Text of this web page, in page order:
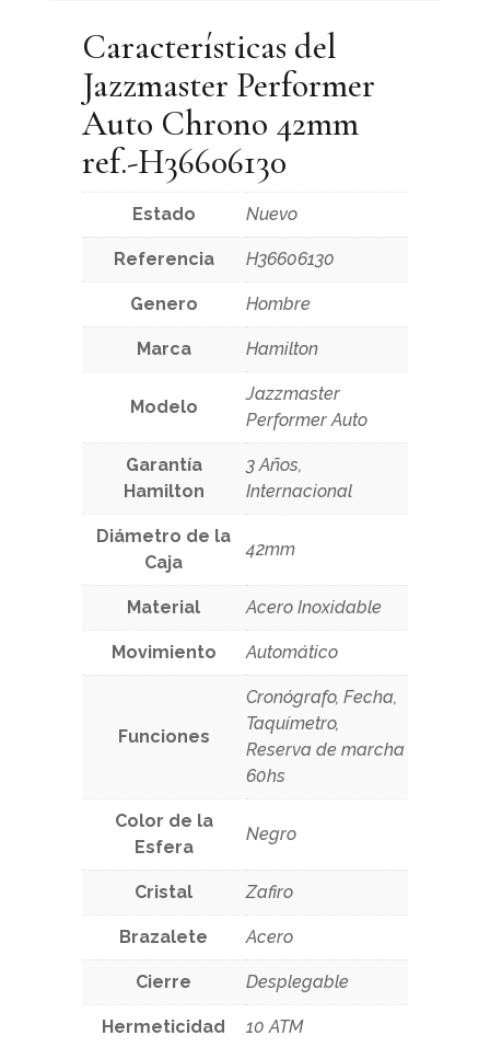
Características del
Jazzmaster Performer
Auto Chrono 42mm
ref.-H36606130
Estado Nuevo
Referencia H36606130
Genero Hombre
Marca Hamilton
Modelo
Jazzmaster
Performer Auto
Garantía
Hamilton
3 Años,
Internacional
Diámetro de la
Caja
42mm
Material Acero Inoxidable
Movimiento Automático
Funciones
Cronógrafo, Fecha,
Taquímetro,
Reserva de marcha
60hs
Color de la
Esfera
Negro
Cristal Zafiro
Brazalete Acero
Cierre Desplegable
Hermeticidad 10 ATM